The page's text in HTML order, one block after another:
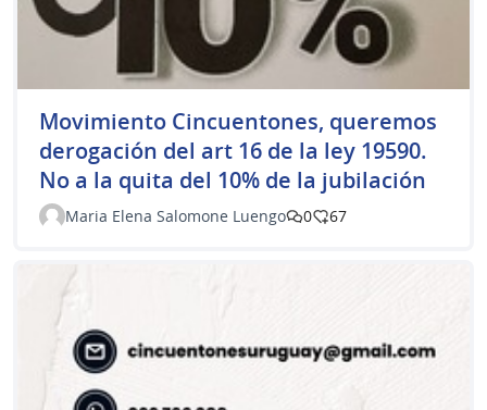
Movimiento Cincuentones, queremos
derogación del art 16 de la ley 19590.
No a la quita del 10% de la jubilación
Maria Elena Salomone Luengo 0 67